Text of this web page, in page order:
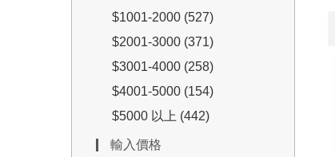
$1001-2000 (527)
$2001-3000 (371)
$3001-4000 (258)
$4001-5000 (154)
$5000 以上 (442)
輸入價格